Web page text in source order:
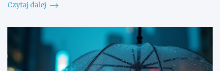
Czytaj dalej